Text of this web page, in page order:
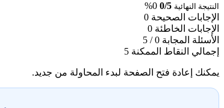
النتيجة النهائية 0/5
0%
الإجابات الصحيحة 0
الإجابات الخاطئة 0
الأسئلة المجابة 0 / 5
إجمالي النقاط الممكنة 5
يمكنك إعادة فتح الصفحة لبدء المحاولة من جديد.